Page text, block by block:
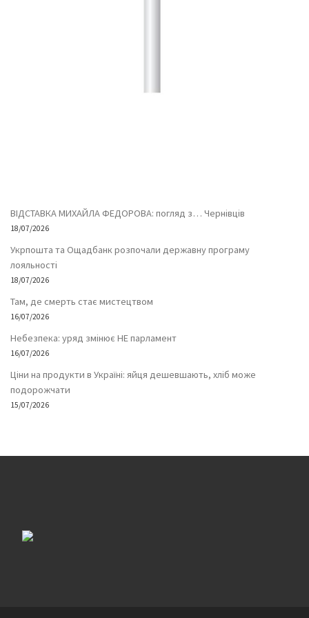
ВІДСТАВКА МИХАЙЛА ФЕДОРОВА: погляд з… Чернівців
18/07/2026
Укрпошта та Ощадбанк розпочали державну програму
лояльності
18/07/2026
Там, де смерть стає мистецтвом
16/07/2026
Небезпека: уряд змінює НЕ парламент
16/07/2026
Ціни на продукти в Україні: яйця дешевшають, хліб може
подорожчати
15/07/2026